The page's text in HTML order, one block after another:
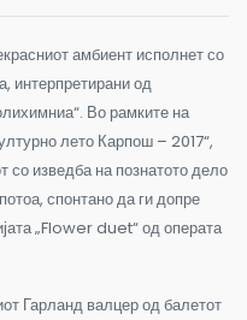
амбиент исполнет со
интерпретирани од
Во рамките на
лето Карпош – 2017“,
со изведба на познатото дело
спонтано да ги допре
„Flower duet“ од операта
Гарланд валцер од балетот